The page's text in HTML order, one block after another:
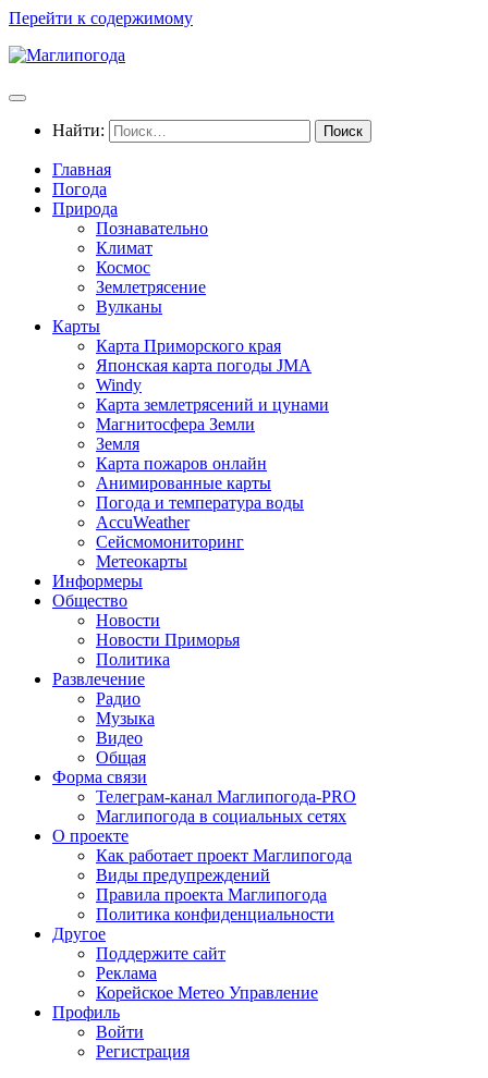
Перейти к содержимому
Найти:
Главная
Погода
Природа
Познавательно
Климат
Космос
Землетрясение
Вулканы
Карты
Карта Приморского края
Японская карта погоды JMA
Windy
Карта землетрясений и цунами
Магнитосфера Земли
Земля
Карта пожаров онлайн
Анимированные карты
Погода и температура воды
AccuWeather
Сейсмомониторинг
Метеокарты
Информеры
Общество
Новости
Новости Приморья
Политика
Развлечение
Радио
Музыка
Видео
Общая
Форма связи
Телеграм-канал Маглипогода-PRO
Маглипогода в социальных сетях
О проекте
Как работает проект Маглипогода
Виды предупреждений
Правила проекта Маглипогода
Политика конфиденциальности
Другое
Поддержите сайт
Реклама
Корейское Метео Управление
Профиль
Войти
Регистрация